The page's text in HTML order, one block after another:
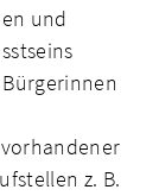
und
z. B.